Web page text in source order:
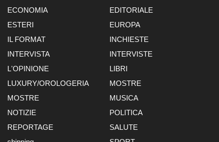
ECONOMIA
EDITORIALE
ESTERI
EUROPA
IL FORMAT
INCHIESTE
INTERVISTA
INTERVISTE
L'OPINIONE
LIBRI
LUXURY/OROLOGERIA
MOSTRE
MOSTRE
MUSICA
NOTIZIE
POLITICA
REPORTAGE
SALUTE